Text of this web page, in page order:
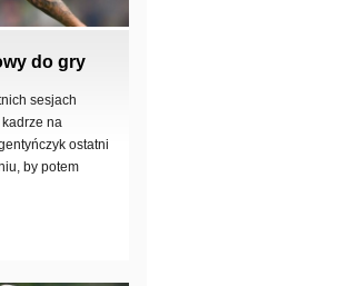
do gry
sesjach
na
ostatni
by potem